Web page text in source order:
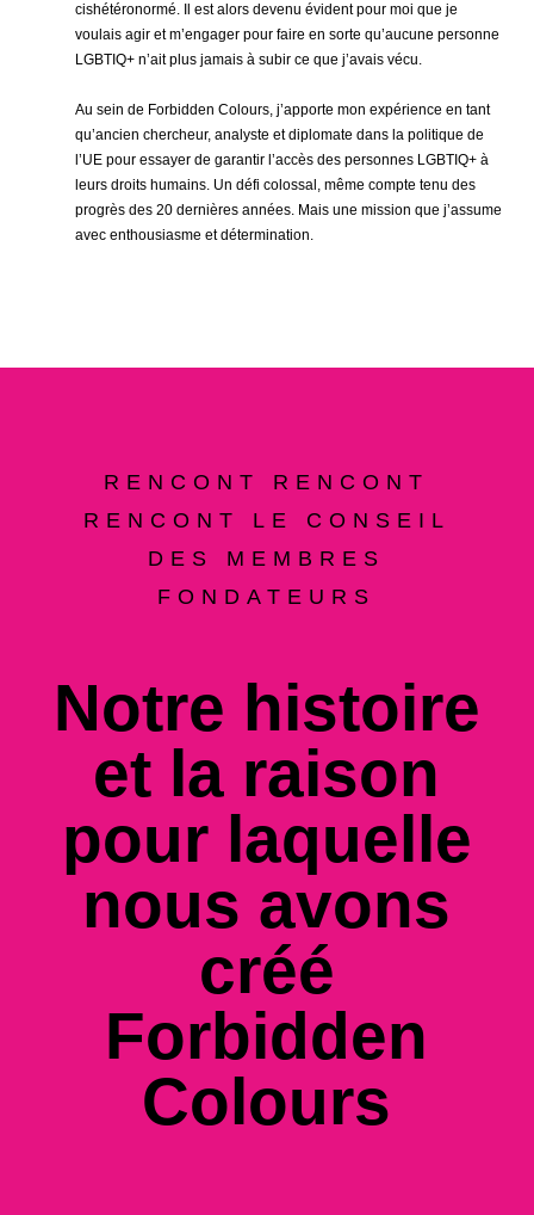
cishétéronormé. Il est alors devenu évident pour moi que je
voulais agir et m’engager pour faire en sorte qu’aucune personne
LGBTIQ+ n’ait plus jamais à subir ce que j’avais vécu.
Au sein de Forbidden Colours, j’apporte mon expérience en tant
qu’ancien chercheur, analyste et diplomate dans la politique de
l’UE pour essayer de garantir l’accès des personnes LGBTIQ+ à
leurs droits humains. Un défi colossal, même compte tenu des
progrès des 20 dernières années. Mais une mission que j’assume
avec enthousiasme et détermination.
RENCONT RENCONT
RENCONT LE CONSEIL
DES MEMBRES
FONDATEURS
Notre histoire
et la raison
pour laquelle
nous avons
créé
Forbidden
Colours